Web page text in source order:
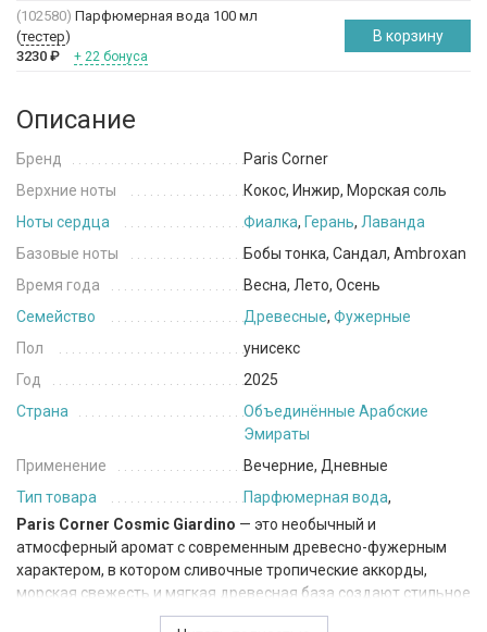
(102580) Парфюмерная вода 100 мл
(тестер)
3230 ₽ + 22 бонуса
В корзину
Описание
Бренд
Paris Corner
Верхние ноты
Кокос, Инжир, Морская соль
Ноты сердца
Фиалка, Герань, Лаванда
Базовые ноты
Бобы тонка, Сандал, Ambroxan
Время года
Весна, Лето, Осень
Семейство
Древесные, Фужерные
Пол
унисекс
Год
2025
Страна
Объединённые Арабские
Эмираты
Применение
Вечерние, Дневные
Тип товара
Парфюмерная вода,
Paris Corner Cosmic Giardino — это необычный и
атмосферный аромат с современным древесно-фужерным
характером, в котором сливочные тропические аккорды,
морская свежесть и мягкая древесная база создают стильное
и расслабляющее звучание. Композиция одновременно